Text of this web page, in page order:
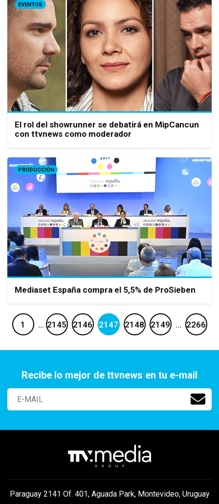
EVENTOS
El rol del showrunner se debatirá en MipCancun
con ttvnews como moderador
PRODUCCIÓN
Mediaset España compra el 5,5% de ProSieben
1 … 2145 2146 2147 2148 2149 … 2266
Recibe lo mejor de ttvnews en tu e-mail
Paraguay 2141 Of. 401, Aguada Park, Montevideo, Uruguay